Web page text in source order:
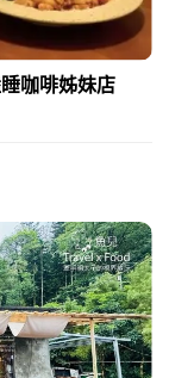
咖啡姊妹店